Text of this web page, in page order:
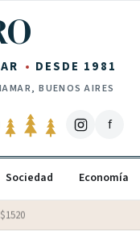
DESDE 1981
BUENOS AIRES
f
Sociedad Economía
1520